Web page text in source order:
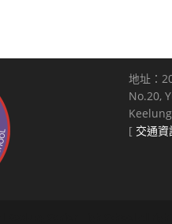
地址：
No.20,
[ 交通資